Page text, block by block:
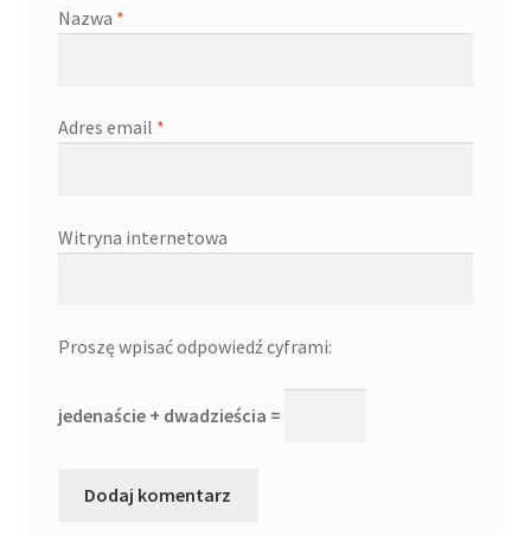
Nazwa *
Adres email *
Witryna internetowa
Proszę wpisać odpowiedź cyframi:
jedenaście + dwadzieścia =